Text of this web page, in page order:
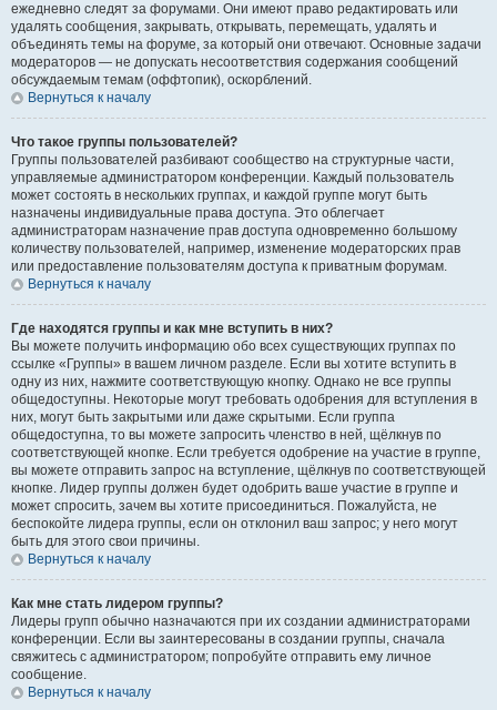
ежедневно следят за форумами. Они имеют право редактировать или
удалять сообщения, закрывать, открывать, перемещать, удалять и
объединять темы на форуме, за который они отвечают. Основные задачи
модераторов — не допускать несоответствия содержания сообщений
обсуждаемым темам (оффтопик), оскорблений.
Вернуться к началу
Что такое группы пользователей?
Группы пользователей разбивают сообщество на структурные части,
управляемые администратором конференции. Каждый пользователь
может состоять в нескольких группах, и каждой группе могут быть
назначены индивидуальные права доступа. Это облегчает
администраторам назначение прав доступа одновременно большому
количеству пользователей, например, изменение модераторских прав
или предоставление пользователям доступа к приватным форумам.
Вернуться к началу
Где находятся группы и как мне вступить в них?
Вы можете получить информацию обо всех существующих группах по
ссылке «Группы» в вашем личном разделе. Если вы хотите вступить в
одну из них, нажмите соответствующую кнопку. Однако не все группы
общедоступны. Некоторые могут требовать одобрения для вступления в
них, могут быть закрытыми или даже скрытыми. Если группа
общедоступна, то вы можете запросить членство в ней, щёлкнув по
соответствующей кнопке. Если требуется одобрение на участие в группе,
вы можете отправить запрос на вступление, щёлкнув по соответствующей
кнопке. Лидер группы должен будет одобрить ваше участие в группе и
может спросить, зачем вы хотите присоединиться. Пожалуйста, не
беспокойте лидера группы, если он отклонил ваш запрос; у него могут
быть для этого свои причины.
Вернуться к началу
Как мне стать лидером группы?
Лидеры групп обычно назначаются при их создании администраторами
конференции. Если вы заинтересованы в создании группы, сначала
свяжитесь с администратором; попробуйте отправить ему личное
сообщение.
Вернуться к началу